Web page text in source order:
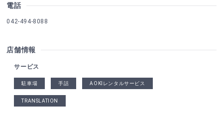
電話
042-494-8088
店舗情報
サービス
駐車場 手話 AOKIレンタルサービス
TRANSLATION